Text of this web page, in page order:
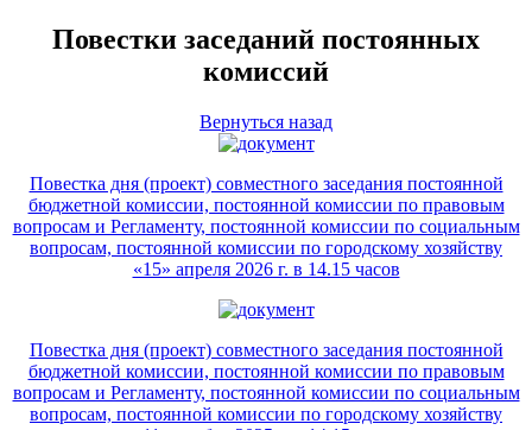
Повестки заседаний постоянных
комиссий
Вернуться назад
Повестка дня (проект) совместного заседания постоянной
бюджетной комиссии, постоянной комиссии по правовым
вопросам и Регламенту, постоянной комиссии по социальным
вопросам, постоянной комиссии по городскому хозяйству
«15» апреля 2026 г. в 14.15 часов
Повестка дня (проект) совместного заседания постоянной
бюджетной комиссии, постоянной комиссии по правовым
вопросам и Регламенту, постоянной комиссии по социальным
вопросам, постоянной комиссии по городскому хозяйству